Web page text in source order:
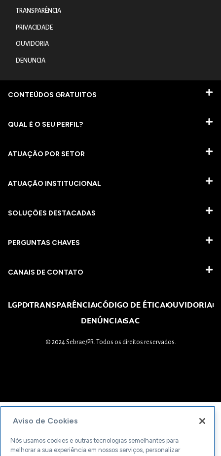
TRANSPARÊNCIA
PRIVACIDADE
OUVIDORIA
DENUNCIA
CONTEÚDOS GRATUITOS
QUAL É O SEU PERFIL?
ATUAÇÃO POR SETOR
ATUAÇÃO INSTITUCIONAL
SOLUÇÕES DESTACADAS
PERGUNTAS CHAVES​
CANAIS DE CONTATO
LGPDTRANSPARÊNCIACÓDIGO DE ÉTICAOUVIDORIA
DENÚNCIASAC
© 2024 Sebrae/PR. Todos os direitos reservados.
Aviso de Cookies
Nós usamos cookies e outras tecnologias semelhantes para
melhorar a sua experiência em nossos serviços, personalizar